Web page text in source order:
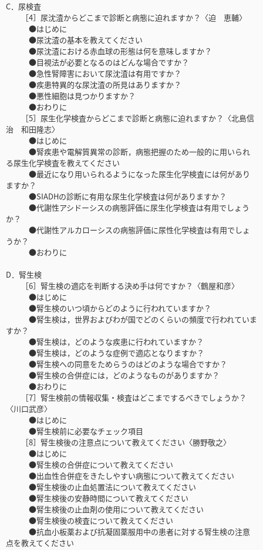
C．尿検査
［4］尿沈渣からどこまで診断と病態に迫れますか？〈迫 恵輔〉
●はじめに
●尿沈渣の基本を教えてください
●尿沈渣における赤血球の形態は何を意味しますか？
●目視法が必要となるのはどんな場合ですか？
●急性腎障害において尿沈渣は有用ですか？
●疾患特異的な尿沈渣の所見はありますか？
●悪性細胞は見つかりますか？
●おわりに
［5］尿生化学検査からどこまで診断と病態に迫れますか？〈北島信
治 和田隆志〉
●はじめに
●腎疾患や電解質異常の診断，病態把握のため一般的に用いられ
る尿生化学検査を教えてください
●最近になり用いられるようになった尿生化学検査には何があり
ますか？
●SIADHの診断に有用な尿生化学検査は何がありますか？
●代謝性アシドーシスの病態評価に尿生化学検査は有用でしょう
か？
●代謝性アルカローシスの病態評価に尿性化学検査は有用でしょ
うか？
●おわりに
D．腎生検
［6］腎生検の適応を判断する決め手は何ですか？〈鶴屋和彦〉
●はじめに
●腎生検のいつ頃からどのように行われていますか？
●腎生検は，世界およびわが国でどのくらいの頻度で行われていま
すか？
●腎生検は，どのような疾患に行われていますか？
●腎生検は，どのような症例で適応となりますか？
●腎生検への同意をためらうのはどのような場合ですか？
●腎生検の合併症には，どのようなものがありますか？
●おわりに
［7］腎生検前の情報収集・検査はどこまでするべきでしょうか？
〈川口武彦〉
●はじめに
●腎生検前に必要なチェック項目
［8］腎生検後の注意点について教えてください〈勝野敬之〉
●はじめに
●腎生検の合併症について教えてください
●出血性合併症をきたしやすい病態について教えてください
●腎生検後の止血処置法について教えてください
●腎生検後の安静時間について教えてください
●腎生検後の止血剤の使用について教えてください
●腎生検後の検査について教えてください
●抗血小板薬および抗凝固薬服用中の患者に対する腎生検の注意
点を教えてください